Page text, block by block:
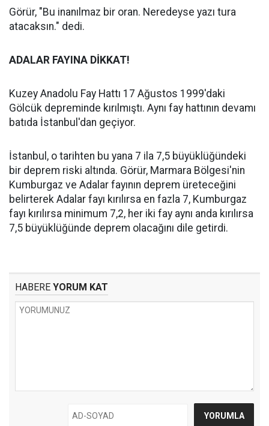
Görür, "Bu inanılmaz bir oran. Neredeyse yazı tura
atacaksın." dedi.
ADALAR FAYINA DİKKAT!
Kuzey Anadolu Fay Hattı 17 Ağustos 1999'daki
Gölcük depreminde kırılmıştı. Aynı fay hattının devamı
batıda İstanbul'dan geçiyor.
İstanbul, o tarihten bu yana 7 ila 7,5 büyüklüğündeki
bir deprem riski altında. Görür, Marmara Bölgesi'nin
Kumburgaz ve Adalar fayının deprem üreteceğini
belirterek Adalar fayı kırılırsa en fazla 7, Kumburgaz
fayı kırılırsa minimum 7,2, her iki fay aynı anda kırılırsa
7,5 büyüklüğünde deprem olacağını dile getirdi.
HABERE YORUM KAT